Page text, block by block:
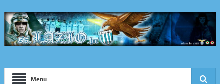
Menu